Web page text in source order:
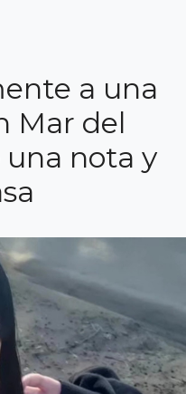
a una
Mar del
nota y